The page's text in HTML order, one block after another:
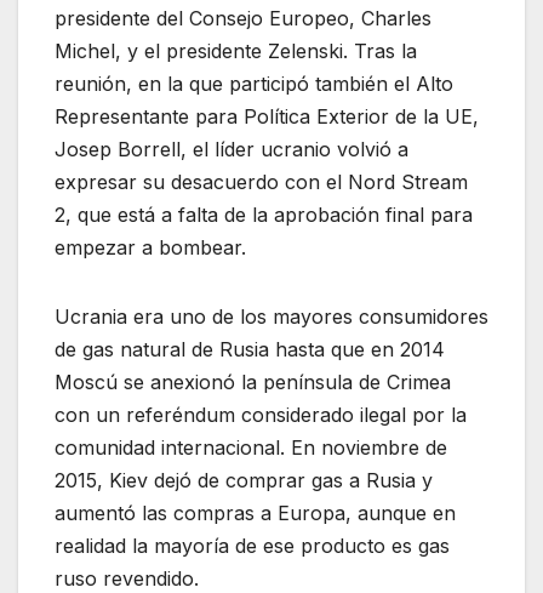
presidente del Consejo Europeo, Charles
Michel, y el presidente Zelenski. Tras la
reunión, en la que participó también el Alto
Representante para Política Exterior de la UE,
Josep Borrell, el líder ucranio volvió a
expresar su desacuerdo con el Nord Stream
2, que está a falta de la aprobación final para
empezar a bombear.
Ucrania era uno de los mayores consumidores
de gas natural de Rusia hasta que en 2014
Moscú se anexionó la península de Crimea
con un referéndum considerado ilegal por la
comunidad internacional. En noviembre de
2015, Kiev dejó de comprar gas a Rusia y
aumentó las compras a Europa, aunque en
realidad la mayoría de ese producto es gas
ruso revendido.